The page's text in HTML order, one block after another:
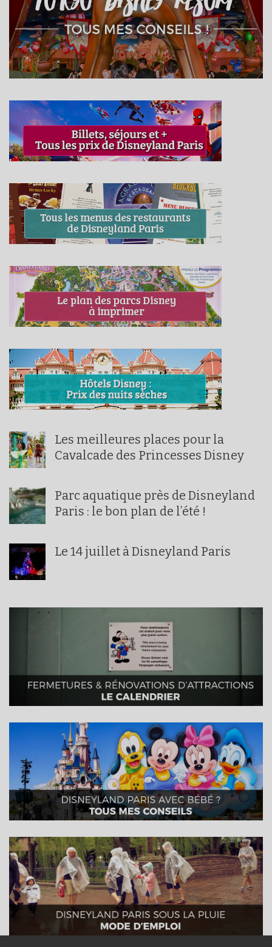
Les meilleures places pour la
Cavalcade des Princesses Disney
Parc aquatique près de Disneyland
Paris : le bon plan de l’été !
Le 14 juillet à Disneyland Paris